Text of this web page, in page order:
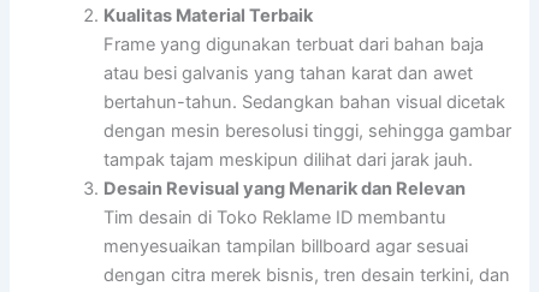
Kualitas Material Terbaik
Frame yang digunakan terbuat dari bahan baja
atau besi galvanis yang tahan karat dan awet
bertahun-tahun. Sedangkan bahan visual dicetak
dengan mesin beresolusi tinggi, sehingga gambar
tampak tajam meskipun dilihat dari jarak jauh.
Desain Revisual yang Menarik dan Relevan
Tim desain di Toko Reklame ID membantu
menyesuaikan tampilan billboard agar sesuai
dengan citra merek bisnis, tren desain terkini, dan